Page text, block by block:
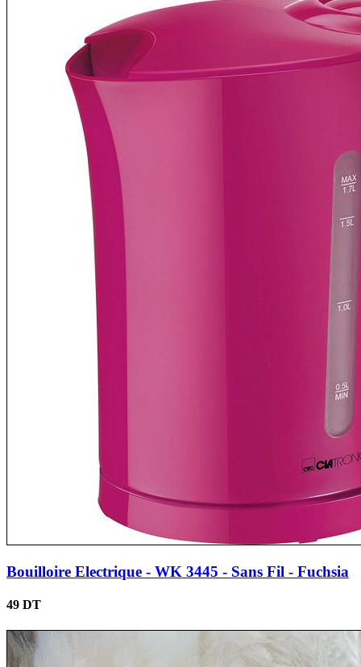
Bouilloire Electrique - WK 3445 - Sans Fil - Fuchsia
49 DT